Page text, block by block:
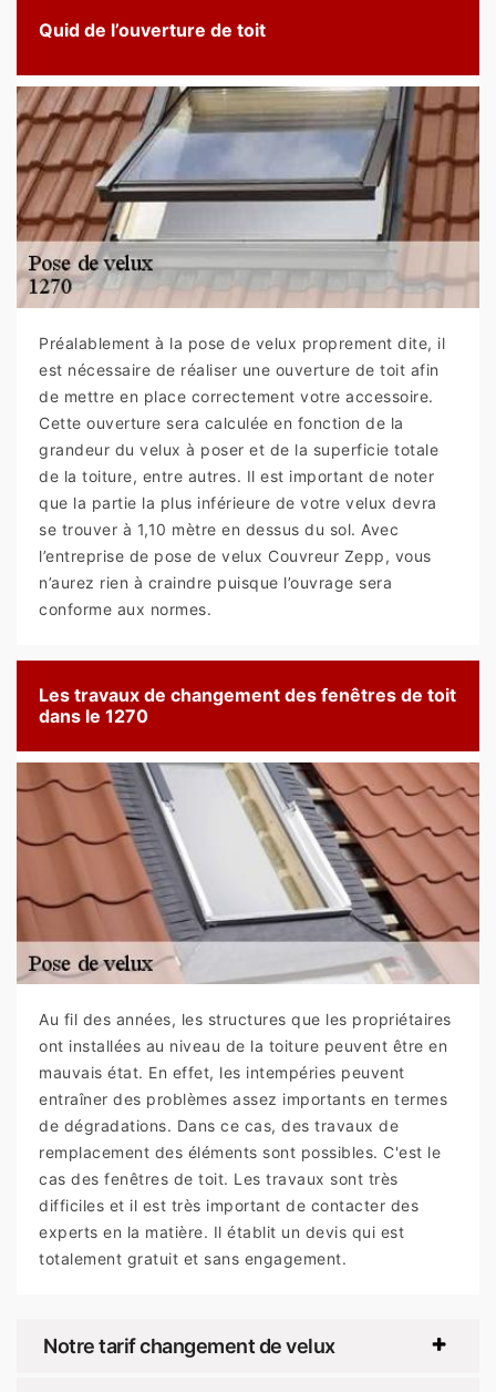
Quid de l’ouverture de toit
Préalablement à la pose de velux proprement dite, il
est nécessaire de réaliser une ouverture de toit afin
de mettre en place correctement votre accessoire.
Cette ouverture sera calculée en fonction de la
grandeur du velux à poser et de la superficie totale
de la toiture, entre autres. Il est important de noter
que la partie la plus inférieure de votre velux devra
se trouver à 1,10 mètre en dessus du sol. Avec
l’entreprise de pose de velux Couvreur Zepp, vous
n’aurez rien à craindre puisque l’ouvrage sera
conforme aux normes.
Les travaux de changement des fenêtres de toit
dans le 1270
Au fil des années, les structures que les propriétaires
ont installées au niveau de la toiture peuvent être en
mauvais état. En effet, les intempéries peuvent
entraîner des problèmes assez importants en termes
de dégradations. Dans ce cas, des travaux de
remplacement des éléments sont possibles. C'est le
cas des fenêtres de toit. Les travaux sont très
difficiles et il est très important de contacter des
experts en la matière. Il établit un devis qui est
totalement gratuit et sans engagement.
Notre tarif changement de velux